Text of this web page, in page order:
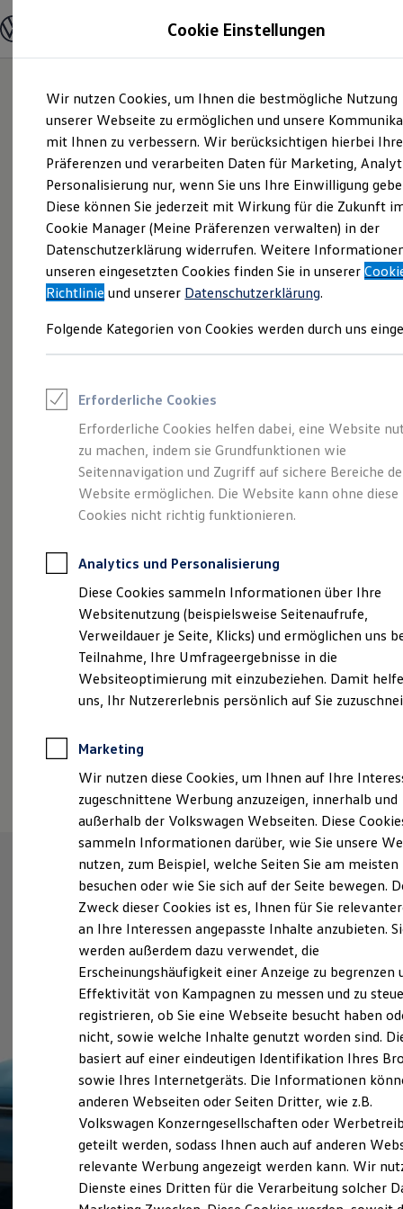
Hauptinhalt
springen
Footer
springen
Modelle und Konfigurator
Modelle vergleichen
Elektroautos
ENERGY Sondermodelle
Nutzfahrzeuge
SUV und CUV
Familienautos
Kombis
Kompaktwagen
Sportwagen
Schnell verfügbare Fahrzeuge
Angebote und Produkte
Aktuelle Angebote
E-Auto-Förderung
Volkswagen Marktplatz
Junge Gebrauchtwagen und Gebrauchtwagen
Saisonangebote
Leasing
Leasing-Angebote
Gebrauchtwagen Leasing
Junge Gebrauchtwagen-Leasing
Elektroauto Leasing
Kleinwagen-Leasing
Leasing ohne Anzahlung
Autokredit mit Schlussrate
Versicherungen und Garantien
Kfz-Versicherung
Restschuldversicherungen
Garantien
Wartungsverträge
Geschäftskunden
Professional Class bei Volkswagen
Großkunden
Behörden
Anpfiff zum Gewinn
Elektroautos
ID. Tutorials
Elektrofahrzeugkonzepte
Reichweite
Reichweite der ID. Modelle
Reichweite im Winter
Laden
Laden unterwegs
Laden Zuhause
Ladezeitensimulator
Batterie
Sicherheit
Garantie und Lebensdauer
Nachhaltigkeit
Technologie
Kosten und Kauf
Verbrauchskosten
Kaufoptionen
E-Auto-Förderung
Software und Konnektivität
Die ID. Software 6
ID. Software Versionen und Updates
Digitale Extras
Schnittstellen zu Ihrem ID.
Die ENERGY
Sondermodelle
Impressum & Rechtliches)
Cookie Einstellungen
Wir nutzen Cookies, um Ihnen die bestmögliche Nutzung
unserer Webseite zu ermöglichen und unsere
mit Ihnen zu verbessern. Wir berücksichtigen hierbei Ihre
Präferenzen und verarbeiten Daten für Marketing,
Personalisierung nur, wenn Sie uns Ihre Einwilligung
Diese können Sie jederzeit mit Wirkung für die Zukunft
Cookie Manager (Meine Präferenzen verwalten) in der
Datenschutzerklärung widerrufen. Weitere
unseren eingesetzten Cookies finden Sie in unserer
Richtlinie und unserer Datenschutzerklärung.
Folgende Kategorien von Cookies werden durch uns
Erforderliche Cookies
Erforderliche Cookies helfen dabei, eine Website
zu machen, indem sie Grundfunktionen wie
Seitennavigation und Zugriff auf sichere Bereiche
Website ermöglichen. Die Website kann ohne diese
Cookies nicht richtig funktionieren.
Analytics und Personalisierung
Diese Cookies sammeln Informationen über Ihre
Websitenutzung (beispielsweise Seitenaufrufe,
Verweildauer je Seite, Klicks) und ermöglichen uns
Teilnahme, Ihre Umfrageergebnisse in die
Websiteoptimierung mit einzubeziehen. Damit
uns, Ihr Nutzererlebnis persönlich auf Sie
Marketing
Wir nutzen diese Cookies, um Ihnen auf Ihre
zugeschnittene Werbung anzuzeigen, innerhalb und
außerhalb der Volkswagen Webseiten. Diese
sammeln Informationen darüber, wie Sie unsere
nutzen, zum Beispiel, welche Seiten Sie am meisten
besuchen oder wie Sie sich auf der Seite bewegen.
Zweck dieser Cookies ist es, Ihnen für Sie
an Ihre Interessen angepasste Inhalte anzubieten.
werden außerdem dazu verwendet, die
Erscheinungshäufigkeit einer Anzeige zu begrenzen
Effektivität von Kampagnen zu messen und zu
registrieren, ob Sie eine Webseite besucht haben
nicht, sowie welche Inhalte genutzt worden sind.
basiert auf einer eindeutigen Identifikation Ihres
sowie Ihres Internetgeräts. Die Informationen
anderen Webseiten oder Seiten Dritter, wie z.B.
Volkswagen Konzerngesellschaften oder
geteilt werden, sodass Ihnen auch auf anderen
relevante Werbung angezeigt werden kann. Wir
Dienste eines Dritten für die Verarbeitung solcher